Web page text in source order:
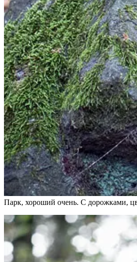
Парк, хороший очень. С дорожками,